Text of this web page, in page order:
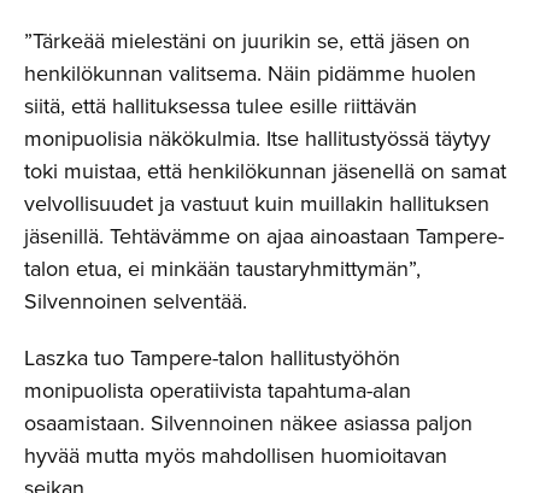
”Tärkeää mielestäni on juurikin se, että jäsen on
henkilökunnan valitsema. Näin pidämme huolen
siitä, että hallituksessa tulee esille riittävän
monipuolisia näkökulmia. Itse hallitustyössä täytyy
toki muistaa, että henkilökunnan jäsenellä on samat
velvollisuudet ja vastuut kuin muillakin hallituksen
jäsenillä. Tehtävämme on ajaa ainoastaan Tampere-
talon etua, ei minkään taustaryhmittymän”,
Silvennoinen selventää.
Laszka tuo Tampere-talon hallitustyöhön
monipuolista operatiivista tapahtuma-alan
osaamistaan. Silvennoinen näkee asiassa paljon
hyvää mutta myös mahdollisen huomioitavan